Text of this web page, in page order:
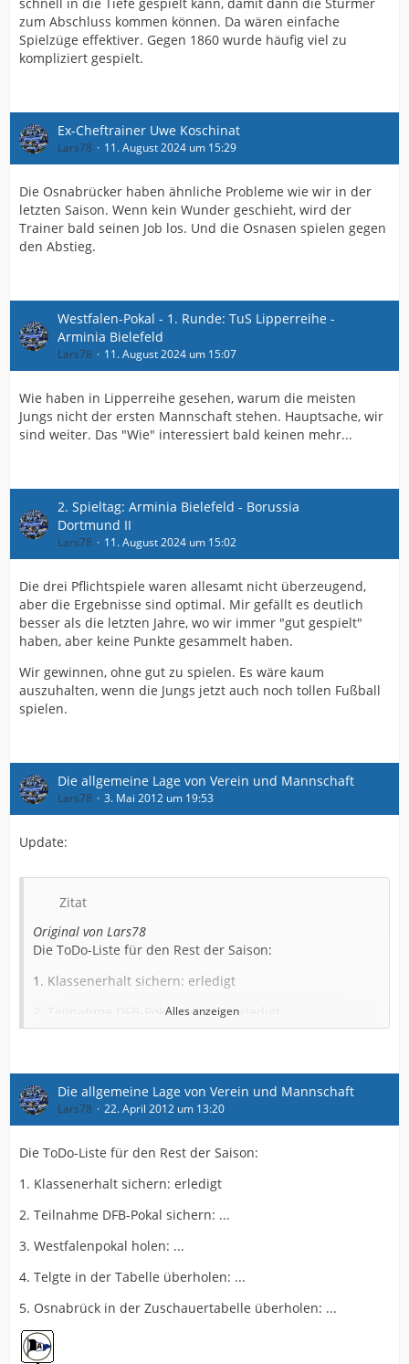
zum Abschluss kommen können. Da wären einfache
Spielzüge effektiver. Gegen 1860 wurde häufig viel zu
kompliziert gespielt.
Ex-Cheftrainer Uwe Koschinat
Lars78 11. August 2024 um 15:29
Die Osnabrücker haben ähnliche Probleme wie wir in der
letzten Saison. Wenn kein Wunder geschieht, wird der
Trainer bald seinen Job los. Und die Osnasen spielen gegen
den Abstieg.
Westfalen-Pokal - 1. Runde: TuS Lipperreihe -
Arminia​ Bielefeld
Lars78 11. August 2024 um 15:07
Wie haben in Lipperreihe gesehen, warum die meisten
Jungs nicht der ersten Mannschaft stehen. Hauptsache, wir
sind weiter. Das "Wie" interessiert bald keinen mehr...
2. Spieltag: Arminia Bielefeld - Borussia
Dortmund II
Lars78 11. August 2024 um 15:02
Die drei Pflichtspiele waren allesamt nicht überzeugend,
aber die Ergebnisse sind optimal. Mir gefällt es deutlich
besser als die letzten Jahre, wo wir immer "gut gespielt"
haben, aber keine Punkte gesammelt haben.
Wir gewinnen, ohne gut zu spielen. Es wäre kaum
auszuhalten, wenn die Jungs jetzt auch noch tollen Fußball
spielen.
Die allgemeine Lage von Verein und Mannschaft
Lars78 3. Mai 2012 um 19:53
Update:
Zitat
Original von Lars78
Die ToDo-Liste für den Rest der Saison:
1. Klassenerhalt sichern: erledigt
2. Teilnahme DFB-Pokal sichern: erledigt
4. Telgte in der Tabelle überholen: ...
5. Osnabrück in der Zuschauertabelle überholen: ...
Alles anzeigen
Die allgemeine Lage von Verein und Mannschaft
Lars78 22. April 2012 um 13:20
Die ToDo-Liste für den Rest der Saison:
1. Klassenerhalt sichern: erledigt
2. Teilnahme DFB-Pokal sichern: ...
3. Westfalenpokal holen: ...
4. Telgte in der Tabelle überholen: ...
5. Osnabrück in der Zuschauertabelle überholen: ...